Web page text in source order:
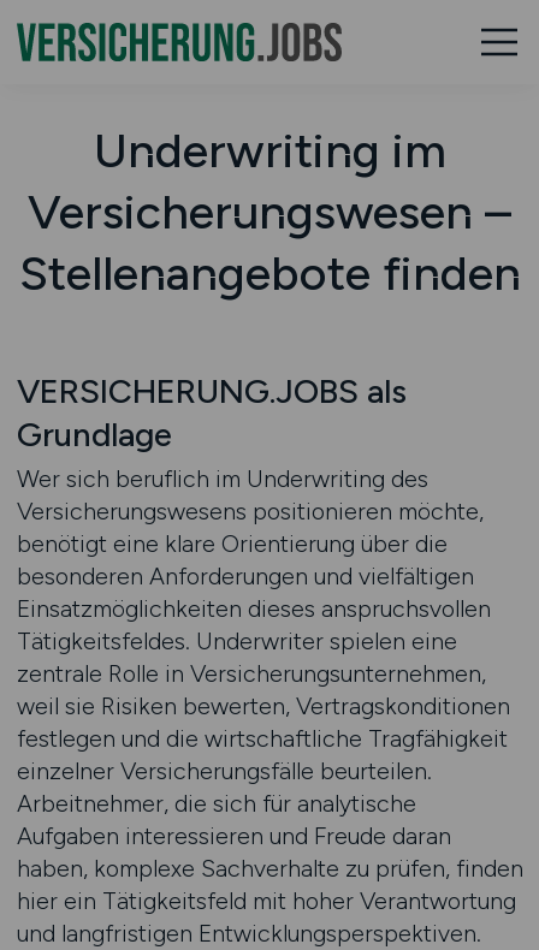
Underwriting im
Versicherungswesen –
Stellenangebote finden
VERSICHERUNG.JOBS als
Grundlage
Wer sich beruflich im Underwriting des
Versicherungswesens positionieren möchte,
benötigt eine klare Orientierung über die
besonderen Anforderungen und vielfältigen
Einsatzmöglichkeiten dieses anspruchsvollen
Tätigkeitsfeldes. Underwriter spielen eine
zentrale Rolle in Versicherungsunternehmen,
weil sie Risiken bewerten, Vertragskonditionen
festlegen und die wirtschaftliche Tragfähigkeit
einzelner Versicherungsfälle beurteilen.
Arbeitnehmer, die sich für analytische
Aufgaben interessieren und Freude daran
haben, komplexe Sachverhalte zu prüfen, finden
hier ein Tätigkeitsfeld mit hoher Verantwortung
und langfristigen Entwicklungsperspektiven.